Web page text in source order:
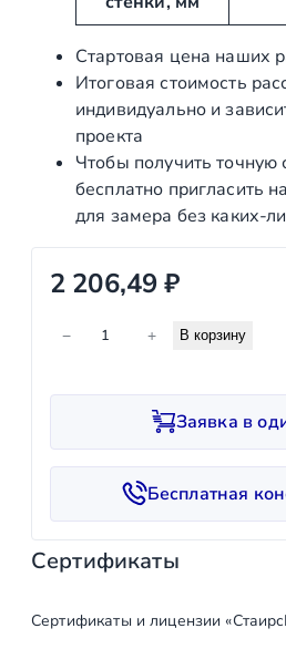
Стартовая цена наших
Итоговая стоимость
индивидуально и
проекта
Чтобы получить
бесплатно пригласить
для замера без
2 206,49₽
е
в
о
о
− + В корзину
Заявка в
Бесплатная
Сертификаты
Сертификаты и лицензии